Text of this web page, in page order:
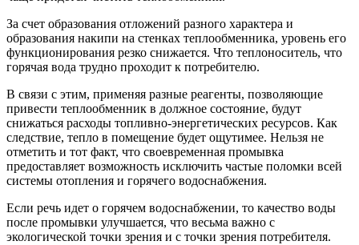
За счет образования отложений разного характера и
образования накипи на стенках теплообменника, уровень его
функционирования резко снижается. Что теплоноситель, что
горячая вода трудно проходит к потребителю.
В связи с этим, применяя разные реагенты, позволяющие
привести теплообменник в должное состояние, будут
снижаться расходы топливно-энергетических ресурсов. Как
следствие, тепло в помещение будет ощутимее. Нельзя не
отметить и тот факт, что своевременная промывка
предоставляет возможность исключить частые поломки всей
системы отопления и горячего водоснабжения.
Если речь идет о горячем водоснабжении, то качество воды
после промывки улучшается, что весьма важно с
экологической точки зрения и с точки зрения потребителя.